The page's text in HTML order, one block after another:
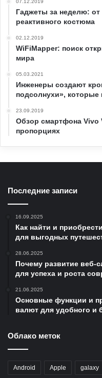
Гаджеты за неделю: от
реактивного костюма
02.12.2019
WiFiMapper: поиск
мира
05.03.2021
Инженеры создают
подсолнухи», которые
23.09.2019
Обзор смартфона
пропорциях
Последние записи
16.09.2025
Как найти и
для выгодных
28.06.2025
Почему развитие веб-
для успеха и роста
21.06.2025
Основные функции и
валют для удобного и
Облако меток
Android Apple galaxy